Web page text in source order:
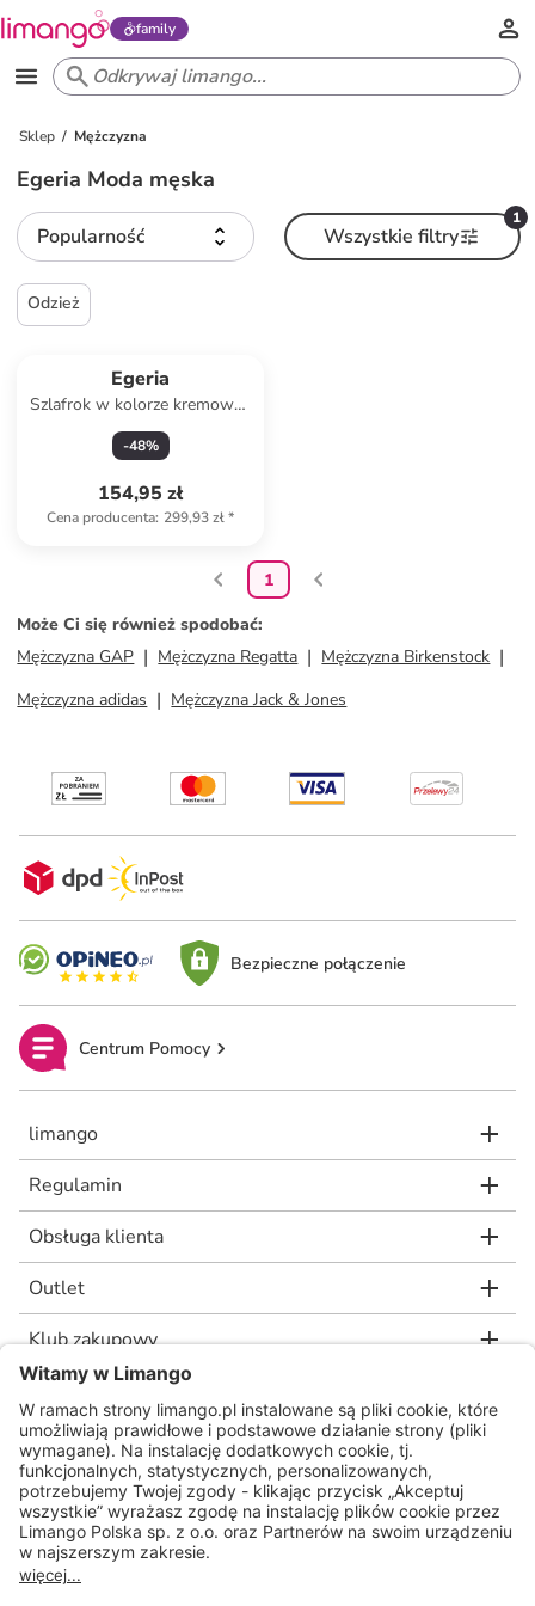
family
Sklep Mężczyzna
Egeria Moda męska
Popularność
1
Wszystkie filtry
Odzież
Egeria
Szlafrok w kolorze kremowo-
niebieskim
-48%
154,95 zł
Cena producenta: 299,93 zł*
1
Może Ci się również spodobać:
Mężczyzna GAP
Mężczyzna Regatta
Mężczyzna Birkenstock
Mężczyzna adidas
Mężczyzna Jack & Jones
Bezpieczne połączenie
Centrum Pomocy
limango
Regulamin
Obsługa klienta
Outlet
Klub zakupowy